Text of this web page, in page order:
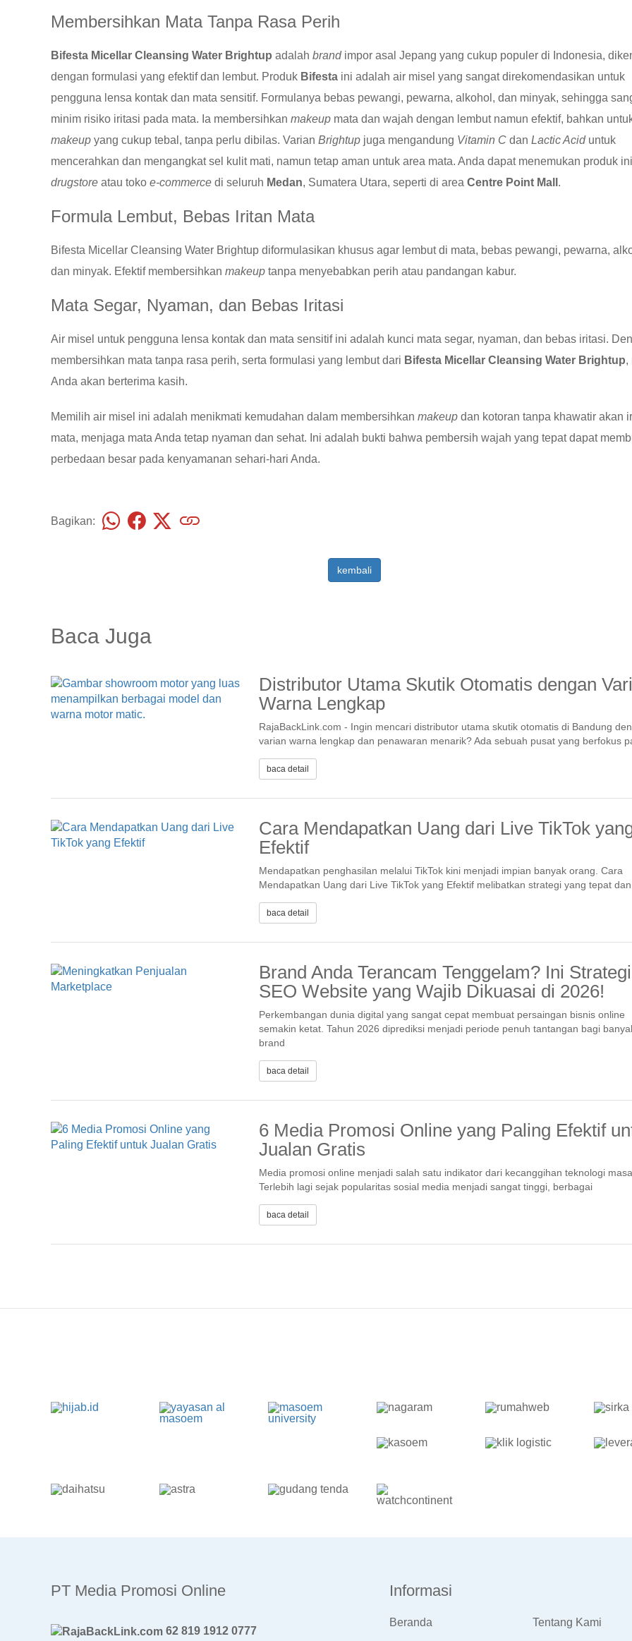
Membersihkan Mata Tanpa Rasa Perih
Bifesta Micellar Cleansing Water Brightup adalah brandimpor asal Jepang yang cukup populer di Indonesia,
dengan formulasi yang efektif dan lembut. Produk Bifesta ini adalah air misel yang sangat direkomendasikan untuk
pengguna lensa kontak dan mata sensitif. Formulanya bebas pewangi, pewarna, alkohol, dan minyak, sehingga
minim risiko iritasi pada mata. Ia membersihkan makeup mata dan wajah dengan lembut namun efektif, bahkan
makeup yang cukup tebal, tanpa perlu dibilas. Varian Brightup juga mengandung Vitamin C dan Lactic Aciduntuk
mencerahkan dan mengangkat sel kulit mati, namun tetap aman untuk area mata. Anda dapat menemukan produk
drugstore atau toko e-commerce di seluruh Medan, Sumatera Utara, seperti di area Centre Point Mall .
Formula Lembut, Bebas Iritan Mata
Bifesta Micellar Cleansing Water Brightup diformulasikan khusus agar lembut di mata, bebas pewangi, pewarna,
dan minyak. Efektif membersihkan makeup tanpa menyebabkan perih atau pandangan kabur.
Mata Segar, Nyaman, dan Bebas Iritasi
Air misel untuk pengguna lensa kontak dan mata sensitif ini adalah kunci mata segar, nyaman, dan bebas iritasi.
membersihkan mata tanpa rasa perih, serta formulasi yang lembut dari Bifesta Micellar Cleansing Water Brightup,
Anda akan berterima kasih.
Memilih air misel ini adalah menikmati kemudahan dalam membersihkan makeup dan kotoran tanpa khawatir akan
mata, menjaga mata Anda tetap nyaman dan sehat. Ini adalah bukti bahwa pembersih wajah yang tepat dapat
perbedaan besar pada kenyamanan sehari-hari Anda.
Bagikan:
kembali
Baca Juga
Distributor Utama Skutik Otomatis dengan
Warna Lengkap
RajaBackLink.com - Ingin mencari distributor utama skutik otomatis di Bandung
varian warna lengkap dan penawaran menarik? Ada sebuah pusat yang berfokus
baca detail
Cara Mendapatkan Uang dari Live TikTok
Efektif
Mendapatkan penghasilan melalui TikTok kini menjadi impian banyak orang. Cara
Mendapatkan Uang dari Live TikTok yang Efektif melibatkan strategi yang tepat dan
baca detail
Brand Anda Terancam Tenggelam? Ini Strategi
SEO Website yang Wajib Dikuasai di 2026!
Perkembangan dunia digital yang sangat cepat membuat persaingan bisnis online
semakin ketat. Tahun 2026 diprediksi menjadi periode penuh tantangan bagi
brand
baca detail
6 Media Promosi Online yang Paling Efektif
Jualan Gratis
Media promosi online menjadi salah satu indikator dari kecanggihan teknologi masa
Terlebih lagi sejak popularitas sosial media menjadi sangat tinggi, berbagai
baca detail
PT Media Promosi Online
62 819 1912 0777
Informasi
Beranda Tentang Kami